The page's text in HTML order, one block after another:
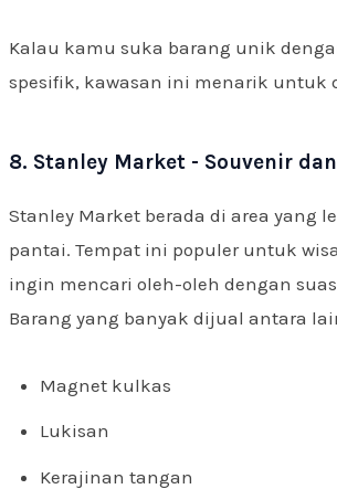
Kalau kamu suka barang unik
spesifik, kawasan ini menarik untuk
8. Stanley Market - Souvenir
Stanley Market berada di area yang
pantai. Tempat ini populer untuk
ingin mencari oleh-oleh dengan
Barang yang banyak dijual antara
Magnet kulkas
Lukisan
Kerajinan tangan